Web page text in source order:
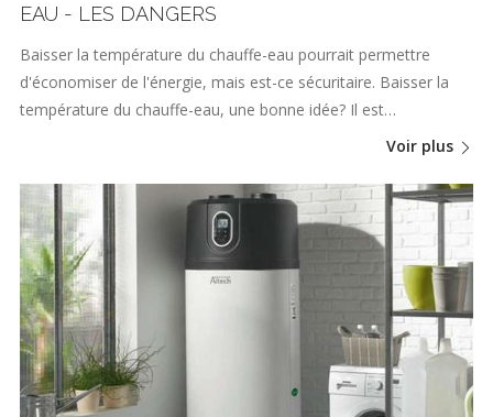
EAU - LES DANGERS
Baisser la température du chauffe-eau pourrait permettre
d'économiser de l'énergie, mais est-ce sécuritaire. Baisser la
température du chauffe-eau, une bonne idée? Il est…
Voir plus